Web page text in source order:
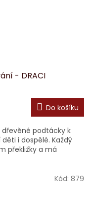
- DRACI
Do košíku
podtácky k
i dospělé. Každý
překližky a má
Kód: 879